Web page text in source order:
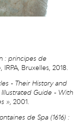
: principes de
, IRPA, Bruxelles, 2018.
- Their History and
Guide - With
» , 2001.
de Spa (1616) :